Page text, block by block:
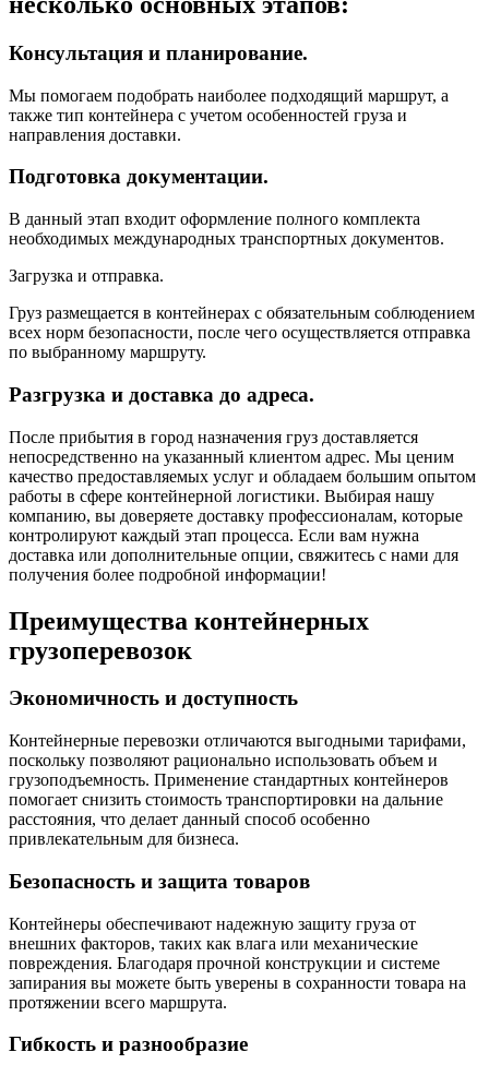
Консультация и планирование.
Мы помогаем подобрать наиболее подходящий маршрут, а
также тип контейнера с учетом особенностей груза и
направления доставки.
Подготовка документации.
В данный этап входит оформление полного комплекта
необходимых международных транспортных документов.
Загрузка и отправка.
Груз размещается в контейнерах с обязательным соблюдением
всех норм безопасности, после чего осуществляется отправка
по выбранному маршруту.
Разгрузка и доставка до адреса.
После прибытия в город назначения груз доставляется
непосредственно на указанный клиентом адрес. Мы ценим
качество предоставляемых услуг и обладаем большим опытом
работы в сфере контейнерной логистики. Выбирая нашу
компанию, вы доверяете доставку профессионалам, которые
контролируют каждый этап процесса. Если вам нужна
доставка или дополнительные опции, свяжитесь с нами для
получения более подробной информации!
Преимущества контейнерных
грузоперевозок
Экономичность и доступность
Контейнерные перевозки отличаются выгодными тарифами,
поскольку позволяют рационально использовать объем и
грузоподъемность. Применение стандартных контейнеров
помогает снизить стоимость транспортировки на дальние
расстояния, что делает данный способ особенно
привлекательным для бизнеса.
Безопасность и защита товаров
Контейнеры обеспечивают надежную защиту груза от
внешних факторов, таких как влага или механические
повреждения. Благодаря прочной конструкции и системе
запирания вы можете быть уверены в сохранности товара на
протяжении всего маршрута.
Гибкость и разнообразие